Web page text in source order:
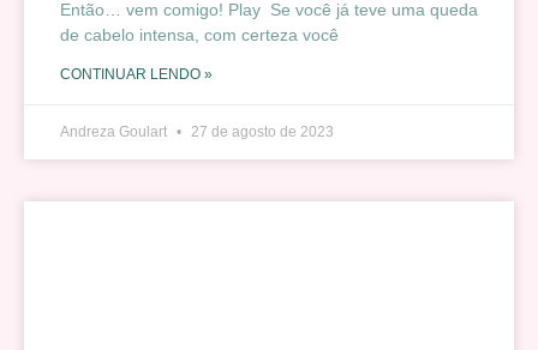
Então… vem comigo! Play Se você já teve uma queda
de cabelo intensa, com certeza você
CONTINUAR LENDO »
Andreza Goulart 27 de agosto de 2023